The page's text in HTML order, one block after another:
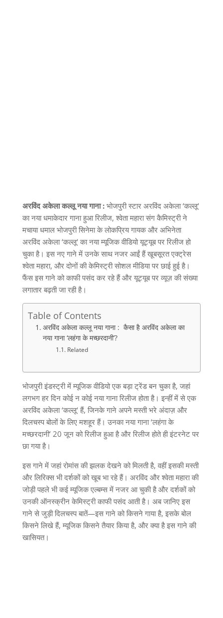
अरविंद अकेला कल्लू नया गाना :भोजपुरी स्टार अरविंद अकेला‘कल्लू‘
का नया धमाकेदार गाना हुआ रिलीज, श्वेता महारा संग कैमिस्ट्री ने
मचाया धमाल भोजपुरी सिनेमा के लोकप्रिय गायक और अभिनेता
अरविंद अकेला‘कल्लू‘ का नया म्यूजिक वीडियो यूट्यूब पर रिलीज हो
चुका है। इस नए गाने में उनके साथ नजर आईं हैं खूबसूरत एक्ट्रेस
श्वेता महारा, और दोनों की केमिस्ट्री सोशल मीडिया पर छाई हुई है।
फैंस इस गाने को काफी पसंद कर रहे हैं और यूट्यूब पर व्यूज़ की संख्या
लगातार बढ़ती जा रही है।
Table of Contents
अरविंद अकेला कल्लू नया गाना : कैसा है अरविंद अकेला का
नया गाना ‘लहंगा के मच्छरदानी’?
Related
भोजपुरी इंडस्ट्री में म्यूजिक वीडियो एक बड़ा ट्रेंड बन चुका है, जहां
लगभग हर दिन कोई न कोई नया गाना रिलीज होता है। इन्हीं में से एक
अरविंद अकेला‘कल्लू‘ हैं, जिनके गाने अपने मस्ती भरे अंदाज़ और
दिलचस्प बोलों के लिए मशहूर हैं। उनका नया गाना‘लहंगा के
मच्छरदानी’ 20 जून को रिलीज हुआ है और रिलीज होते ही इंटरनेट पर
छा गया है।
इस गाने में जहां रोमांस की झलक देखने को मिलती है, वहीं इसकी मस्ती
और लिरिक्स भी दर्शकों को खूब भा रहे हैं। अरविंद और श्वेता महारा की
जोड़ी पहले भी कई म्यूजिक एल्बम्स में नजर आ चुकी है और दर्शकों को
उनकी ऑनस्क्रीन केमिस्ट्री काफी पसंद आती है। अब जानिए इस
गाने से जुड़ी दिलचस्प बातें—इस गाने को किसने गाया है, इसके बोल
किसने लिखे हैं, म्यूजिक किसने तैयार किया है, और क्या है इस गाने की
खासियत।